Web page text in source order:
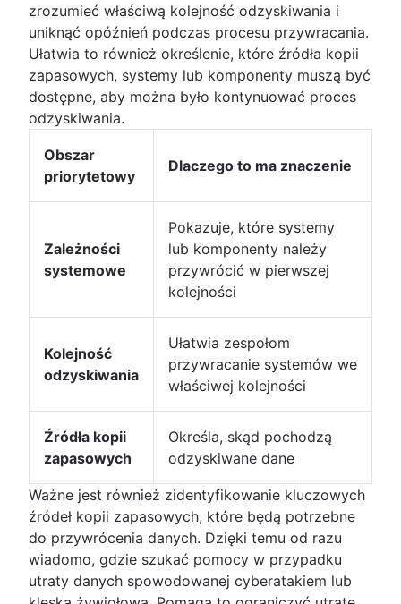
zrozumieć właściwą kolejność odzyskiwania i
uniknąć opóźnień podczas procesu przywracania.
Ułatwia to również określenie, które źródła kopii
zapasowych, systemy lub komponenty muszą być
dostępne, aby można było kontynuować proces
odzyskiwania.
Obszar
priorytetowy
Dlaczego to ma znaczenie
Zależności
systemowe
Pokazuje, które systemy
lub komponenty należy
przywrócić w pierwszej
kolejności
Kolejność
odzyskiwania
Ułatwia zespołom
przywracanie systemów we
właściwej kolejności
Źródła kopii
zapasowych
Określa, skąd pochodzą
odzyskiwane dane
Ważne jest również zidentyfikowanie kluczowych
źródeł kopii zapasowych, które będą potrzebne
do przywrócenia danych. Dzięki temu od razu
wiadomo, gdzie szukać pomocy w przypadku
utraty danych spowodowanej cyberatakiem lub